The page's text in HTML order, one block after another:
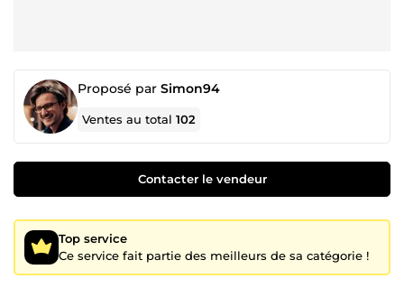
Proposé par Simon94
Ventes au total102
Contacter le vendeur
Top service
Ce service fait partie des meilleurs de sa catégorie !